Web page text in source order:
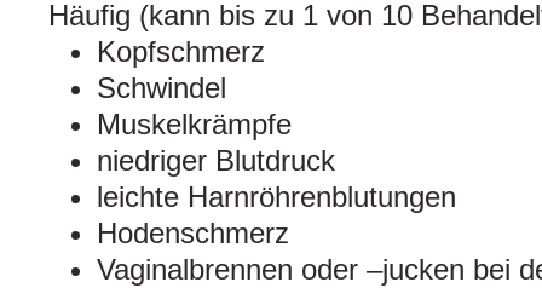
Häufig (kann bis zu 1 von 10
Kopfschmerz
Schwindel
Muskelkrämpfe
niedriger Blutdruck
leichte Harnröhrenblutungen
Hodenschmerz
Vaginalbrennen oder –jucken bei